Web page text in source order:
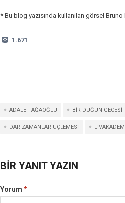
* Bu blog yazısında kullanılan görsel Bruno
1.671
ADALET AĞAOĞLU BIR DÜĞÜN GECESI
DAR ZAMANLAR ÜÇLEMESI LIVAKADEMI
BIR YANIT YAZIN
Yorum *